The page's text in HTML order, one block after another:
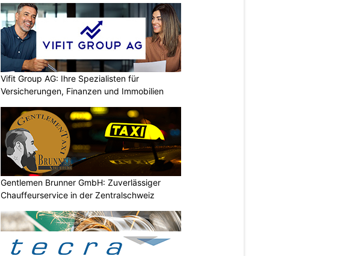
Vifit Group AG: Ihre Spezialisten für
Versicherungen, Finanzen und Immobilien
Gentlemen Brunner GmbH: Zuverlässiger
Chauffeurservice in der Zentralschweiz